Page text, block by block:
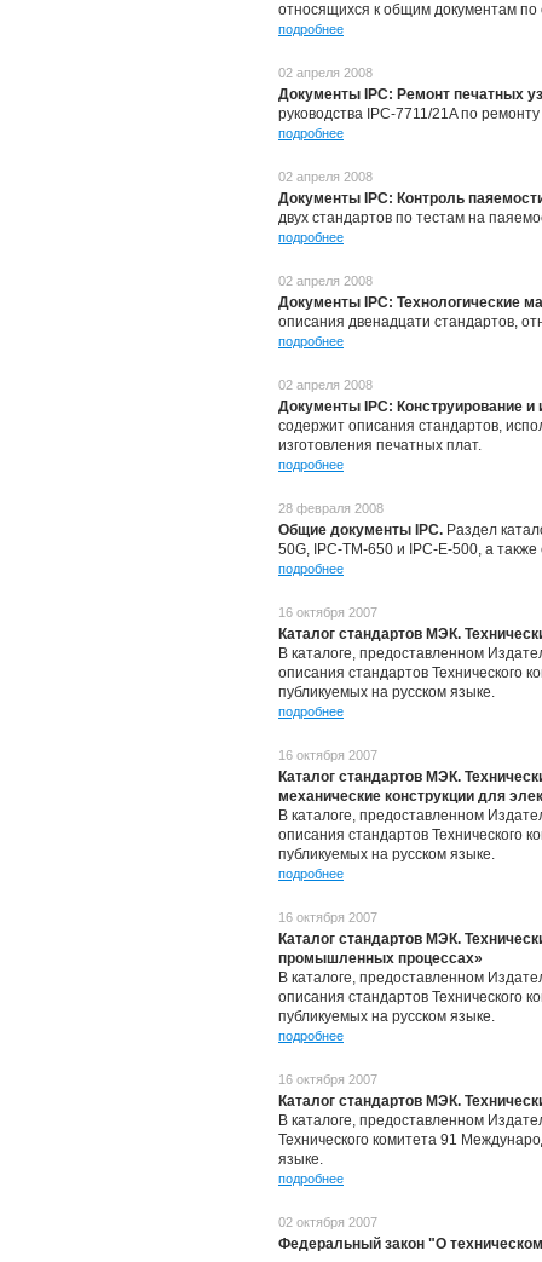
относящихся к общим документам по
подробнее
02 апреля 2008
Документы IPС: Ремонт печатных
руководства IPC-7711/21A по
подробнее
02 апреля 2008
Документы IPC: Контроль
двух стандартов по тестам на
подробнее
02 апреля 2008
Документы IPC: Технологические
описания двенадцати стандартов,
подробнее
02 апреля 2008
Документы IPC: Конструирование и
содержит описания стандартов,
изготовления печатных плат.
подробнее
28 февраля 2008
Общие документы IPC. Раздел
50G, IPC-TM-650 и IPC-E-500, а
подробнее
16 октября 2007
Каталог стандартов МЭК.
В каталоге, предоставленном
описания стандартов Технического
публикуемых на русском языке.
подробнее
16 октября 2007
Каталог стандартов МЭК.
механические конструкции для
В каталоге, предоставленном
описания стандартов Технического
публикуемых на русском языке.
подробнее
16 октября 2007
Каталог стандартов МЭК.
промышленных процессах»
В каталоге, предоставленном
описания стандартов Технического
публикуемых на русском языке.
подробнее
16 октября 2007
Каталог стандартов МЭК.
В каталоге, предоставленном
Технического комитета 91
языке.
подробнее
02 октября 2007
Федеральный закон "О